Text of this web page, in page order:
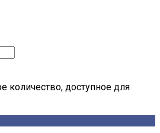
количество, доступное для